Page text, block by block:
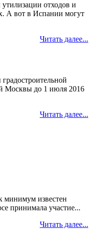
отходов и
А вот в Испании могут
Читать далее...
Москвы до 1 июля 2016
Читать далее...
минимум известен
принимала участие...
Читать далее...